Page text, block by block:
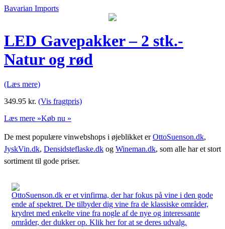
Bavarian Imports
LED Gavepakker – 2 stk.-
Natur og rød
(Læs mere)
349.95 kr. (Vis fragtpris)
Læs mere »Køb nu »
De mest populære vinwebshops i øjeblikket erOttoSuenson.dk,
JyskVin.dk, Densidsteflaske.dk og Wineman.dk, som alle har et stort
sortiment til gode priser.
OttoSuenson.dk er et vinfirma, der har fokus på vine i den gode
ende af spektret. De tilbyder dig vine fra de klassiske områder,
krydret med enkelte vine fra nogle af de nye og interessante
områder, der dukker op. Klik her for at se deres udvalg.